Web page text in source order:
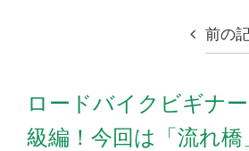
前の
ロードバイクビギナ
級編！今回は「流れ橋